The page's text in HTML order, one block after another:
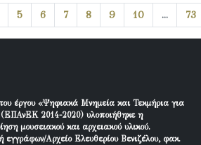
5 6 7 8 9 10 ... 73
έργου «Ψηφιακά Μνημεία και Τεκμήρια για
(ΕΠΑνΕΚ 2014-2020) υλοποιήθηκε η
μουσειακού και αρχειακού υλικού.
εγγράφων/Αρχείο Ελευθερίου Βενιζέλου, φακ.